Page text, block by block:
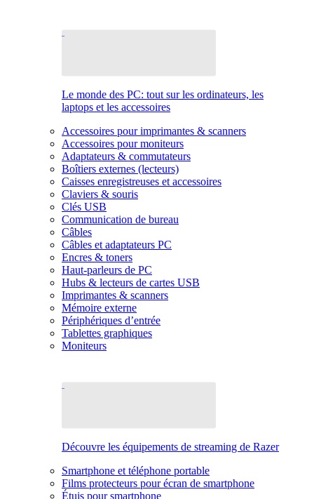
Le monde des PC: tout sur les ordinateurs, les
laptops et les accessoires
Accessoires pour imprimantes & scanners
Accessoires pour moniteurs
Adaptateurs & commutateurs
Boîtiers externes (lecteurs)
Caisses enregistreuses et accessoires
Claviers & souris
Clés USB
Communication de bureau
Câbles
Câbles et adaptateurs PC
Encres & toners
Haut-parleurs de PC
Hubs & lecteurs de cartes USB
Imprimantes & scanners
Mémoire externe
Périphériques d’entrée
Tablettes graphiques
Moniteurs
Découvre les équipements de streaming de Razer
Smartphone et téléphone portable
Films protecteurs pour écran de smartphone
Étuis pour smartphone